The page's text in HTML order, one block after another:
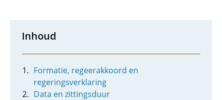
Inhoud
Formatie, regeerakkoord en
regeringsverklaring
Data en zittingsduur